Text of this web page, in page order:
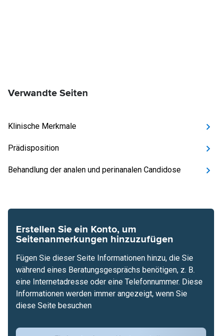
Verwandte Seiten
Klinische Merkmale
Prädisposition
Behandlung der analen und perinanalen Candidose
Erstellen Sie ein Konto, um
Seitenanmerkungen hinzuzufügen
Fügen Sie dieser Seite Informationen hinzu, die Sie
während eines Beratungsgesprächs benötigen, z. B.
eine Internetadresse oder eine Telefonnummer. Diese
Informationen werden immer angezeigt, wenn Sie
diese Seite besuchen